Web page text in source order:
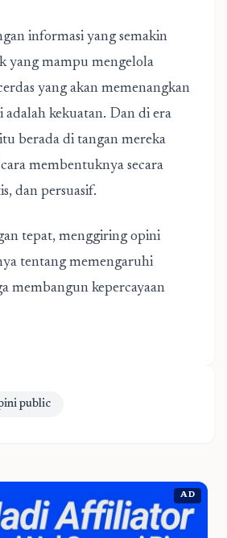
informasi yang semakin
yang mampu mengelola
yang akan memenangkan
kekuatan. Dan di era
berada di tangan mereka
membentuknya secara
dan persuasif.
tepat, menggiring opini
tentang memengaruhi
membangun kepercayaan
public
AD